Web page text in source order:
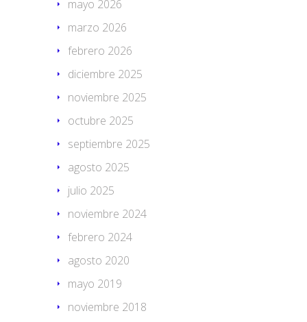
mayo 2026
marzo 2026
febrero 2026
diciembre 2025
noviembre 2025
octubre 2025
septiembre 2025
agosto 2025
julio 2025
noviembre 2024
febrero 2024
agosto 2020
mayo 2019
noviembre 2018